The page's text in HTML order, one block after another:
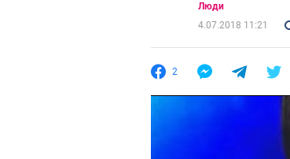
Люди
4.07.2018 11:21
2